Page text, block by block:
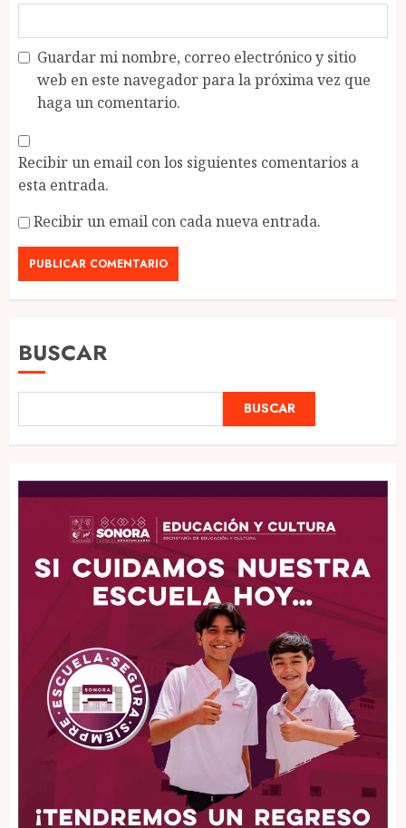
Guardar mi nombre, correo electrónico y sitio
web en este navegador para la próxima vez que
haga un comentario.
Recibir un email con los siguientes comentarios a
esta entrada.
Recibir un email con cada nueva entrada.
BUSCAR
BUSCAR